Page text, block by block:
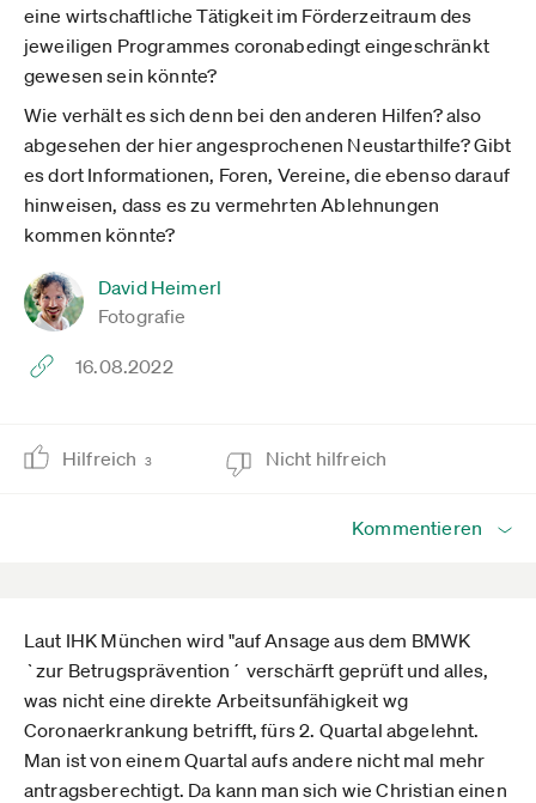
eine wirtschaftliche Tätigkeit im Förderzeitraum des
jeweiligen Programmes coronabedingt eingeschränkt
gewesen sein könnte?
Wie verhält es sich denn bei den anderen Hilfen? also
abgesehen der hier angesprochenen Neustarthilfe? Gibt
es dort Informationen, Foren, Vereine, die ebenso darauf
hinweisen, dass es zu vermehrten Ablehnungen
kommen könnte?
David Heimerl
Fotografie
16.08.2022
Hilfreich 3 Nicht hilfreich
Kommentieren
Laut IHK München wird "auf Ansage aus dem BMWK
`zur Betrugsprävention´ verschärft geprüft und alles,
was nicht eine direkte Arbeitsunfähigkeit wg
Coronaerkrankung betrifft, fürs 2. Quartal abgelehnt.
Man ist von einem Quartal aufs andere nicht mal mehr
antragsberechtigt. Da kann man sich wie Christian einen